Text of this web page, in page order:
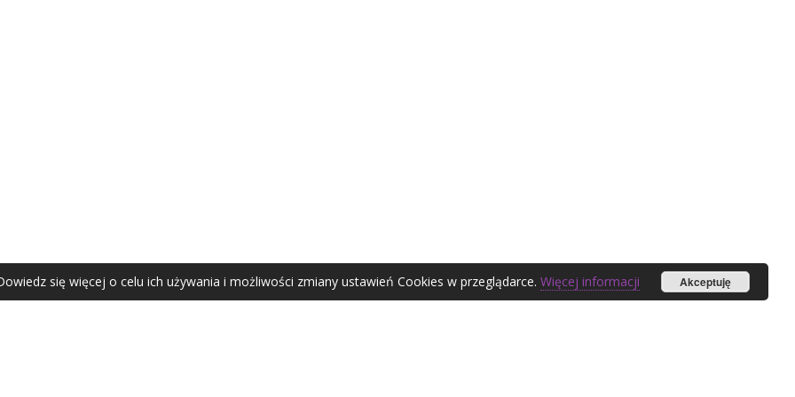
Agata Zubel © 2021
się więcej o celu ich używania i możliwości zmiany ustawień Cookies w przeglądarce. Więcej informacji Akceptuję